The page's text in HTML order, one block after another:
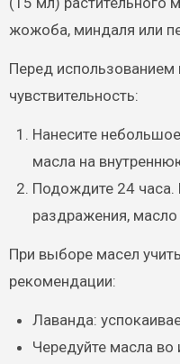
жожоба, миндаля или
Перед использованием
чувствительность:
Нанесите
масла на
Подождите 24 часа.
раздражения, масло
При выборе масел
рекомендации:
Лаванда:
Чередуйте масла